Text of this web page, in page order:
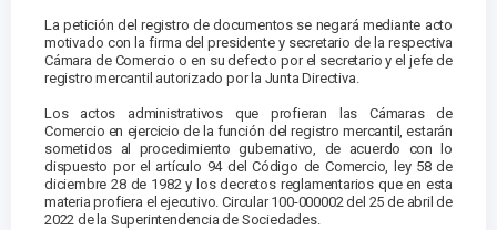
La petición del registro de documentos se negará mediante acto
motivado con la firma del presidente y secretario de la respectiva
Cámara de Comercio o en su defecto por el secretario y el jefe de
registro mercantil autorizado por la Junta Directiva.
Los actos administrativos que profieran las Cámaras de
Comercio en ejercicio de la función del registro mercantil, estarán
sometidos al procedimiento gubernativo, de acuerdo con lo
dispuesto por el artículo 94 del Código de Comercio, ley 58 de
diciembre 28 de 1982 y los decretos reglamentarios que en esta
materia profiera el ejecutivo. Circular 100-000002 del 25 de abril de
2022 de la Superintendencia de Sociedades.